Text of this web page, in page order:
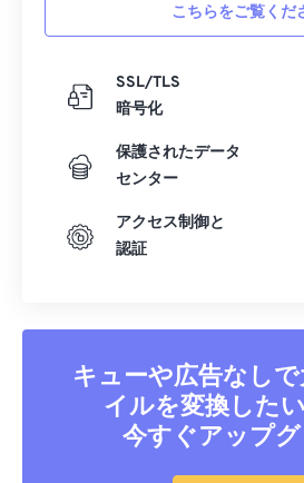
こちらをご覧くだ
SSL/TLS
暗号化
保護されたデータ
センター
アクセス制御と
認証
キューや広告なし
イルを変換した
今すぐアップ